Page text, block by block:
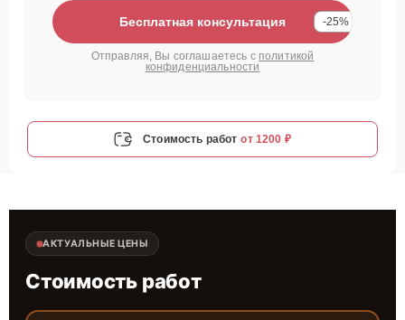
Бесплатная консультация -25%
Отправляя, Вы соглашаетесь с политикой
конфиденциальности
Стоимость работ от 1200 ₽
АКТУАЛЬНЫЕ ЦЕНЫ
Стоимость работ